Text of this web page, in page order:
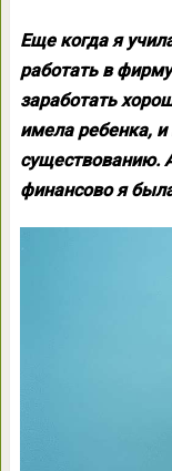
Еще когда я
работать в
заработать
имела ребенка,
существованию.
финансово я